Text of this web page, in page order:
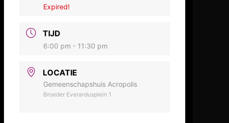
Expired!
TIJD
6:00 pm - 11:30 pm
LOCATIE
Gemeenschapshuis Acropolis
Broeder Everardusplein 1